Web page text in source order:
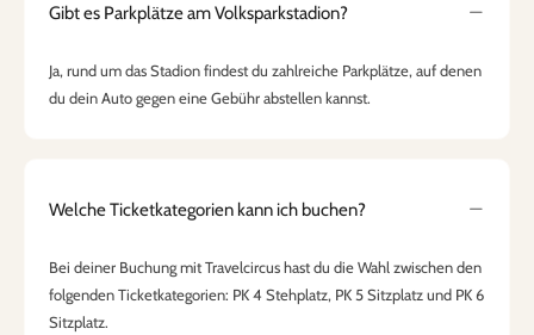
Gibt es Parkplätze am Volksparkstadion?
Ja, rund um das Stadion findest du zahlreiche Parkplätze, auf denen
du dein Auto gegen eine Gebühr abstellen kannst.
Welche Ticketkategorien kann ich buchen?
Bei deiner Buchung mit Travelcircus hast du die Wahl zwischen den
folgenden Ticketkategorien: PK 4 Stehplatz, PK 5 Sitzplatz und PK 6
Sitzplatz.